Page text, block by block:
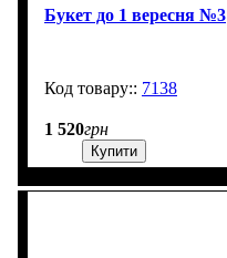
Букет до 1 вересня №3
7138
1 520грн
Купити